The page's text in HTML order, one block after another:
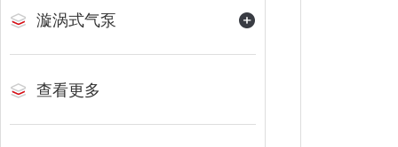
漩涡式气泵
查看更多